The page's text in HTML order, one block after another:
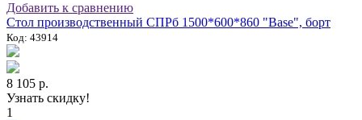
Добавить к сравнению
Стол производственный СПРб 1500*600*860 "Base", борт
Код: 43914
8 105 р.
Узнать скидку!
1